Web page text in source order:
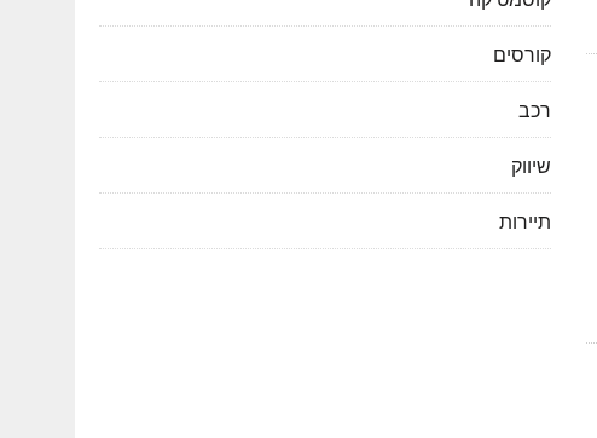
קורסים
רכב
שיווק
תיירות